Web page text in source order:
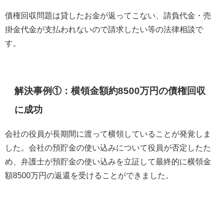
債権回収問題は貸したお金が返ってこない、請負代金・売
掛金代金が支払われないので請求したい等の法律相談で
す。
解決事例①：横領金額約8500万円の債権回収
に成功
会社の役員が長期間に渡って横領していることが発覚しま
した。会社の預貯金の使い込みについて役員が否定したた
め、弁護士が預貯金の使い込みを立証して最終的に横領金
額8500万円の返還を受けることができました。